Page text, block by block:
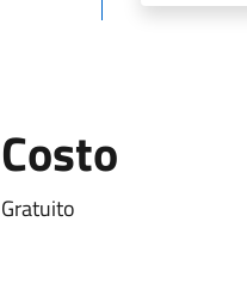
Costo
Gratuito